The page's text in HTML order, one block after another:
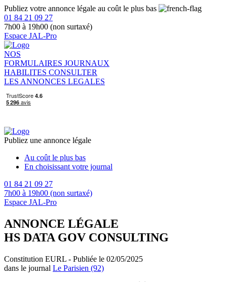
Publiez votre annonce légale au coût le plus bas
01 84 21 09 27
7h00 à 19h00 (non surtaxé)
Espace JAL-Pro
NOS
FORMULAIRES JOURNAUX
HABILITES CONSULTER
LES ANNONCES LEGALES
Publiez une annonce légale
Au coût le plus bas
En choisissant votre journal
01 84 21 09 27
7h00 à 19h00 (non surtaxé)
Espace JAL-Pro
ANNONCE LÉGALE
HS DATA GOV CONSULTING
Constitution EURL - Publiée le 02/05/2025
dans le journal Le Parisien (92)